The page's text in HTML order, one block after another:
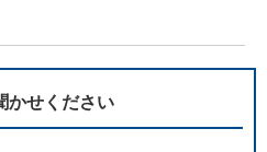
かせください